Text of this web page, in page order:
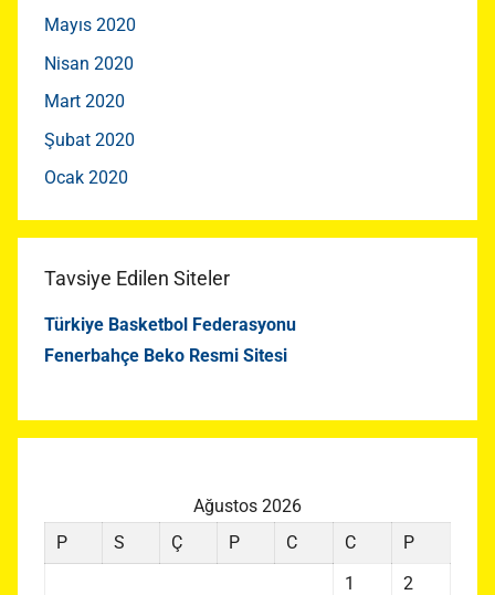
Mayıs 2020
Nisan 2020
Mart 2020
Şubat 2020
Ocak 2020
Tavsiye Edilen Siteler
Türkiye Basketbol Federasyonu
Fenerbahçe Beko Resmi Sitesi
Ağustos 2026
P
S Ç P C C
P
1
2